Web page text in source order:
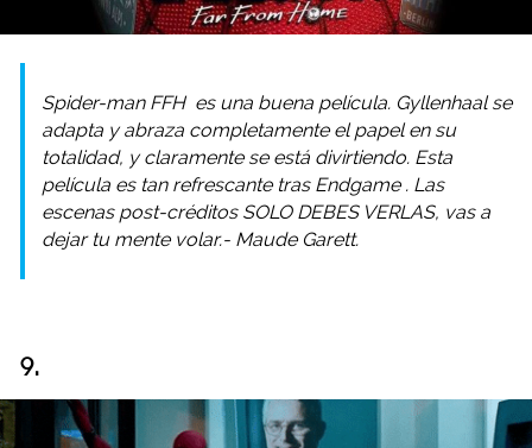
Spider-man FFH es una buena película. Gyllenhaal se
adapta y abraza completamente el papel en su
totalidad, y claramente se está divirtiendo. Esta
película es tan refrescante tras Endgame . Las
escenas post-créditos SOLO DEBES VERLAS, vas a
dejar tu mente volar.- Maude Garett.
9.